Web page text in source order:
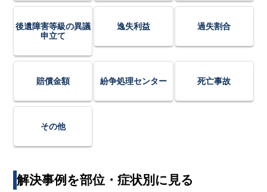
後遺障害等級の異議
申立て
逸失利益 過失割合
賠償金額 紛争処理センター 死亡事故
その他
解決事例を部位・症状別に見る